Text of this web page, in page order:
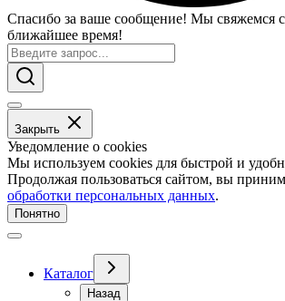
Спасибо за ваше сообщение! Мы свяжемся
ближайшее время!
Закрыть
Уведомление о cookies
Мы используем cookies для быстрой и
Продолжая пользоваться сайтом, вы
обработки персональных данных.
Понятно
Каталог
Назад